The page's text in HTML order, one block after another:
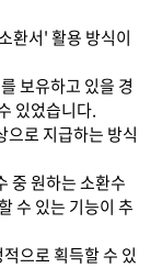
환서' 활용 방식이
보유하고 있을 경
있었습니다.
으로 지급하는 방식
중 원하는 소환수
수 있는 기능이 추
으로 획득할 수 있